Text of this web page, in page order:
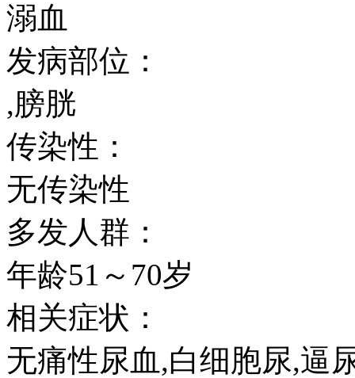
溺血
发病部位：
,膀胱
传染性：
无传染性
多发人群：
年龄51～70岁
相关症状：
无痛性尿血,白细胞尿,逼